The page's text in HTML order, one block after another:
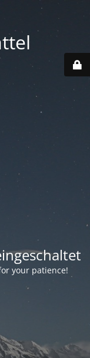
your patience!